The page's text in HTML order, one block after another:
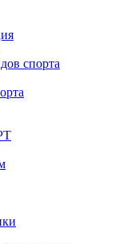
спорта